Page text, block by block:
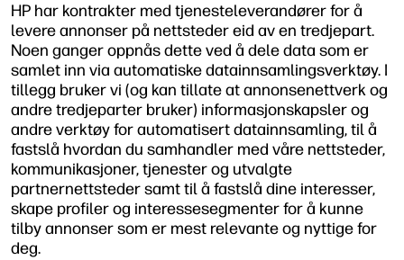
HP har kontrakter med tjenesteleverandører for å
levere annonser på nettsteder eid av en tredjepart.
Noen ganger oppnås dette ved å dele data som er
samlet inn via automatiske datainnsamlingsverktøy. I
tillegg bruker vi (og kan tillate at annonsenettverk og
andre tredjeparter bruker) informasjonskapsler og
andre verktøy for automatisert datainnsamling, til å
fastslå hvordan du samhandler med våre nettsteder,
kommunikasjoner, tjenester og utvalgte
partnernettsteder samt til å fastslå dine interesser,
skape profiler og interessesegmenter for å kunne
tilby annonser som er mest relevante og nyttige for
deg.